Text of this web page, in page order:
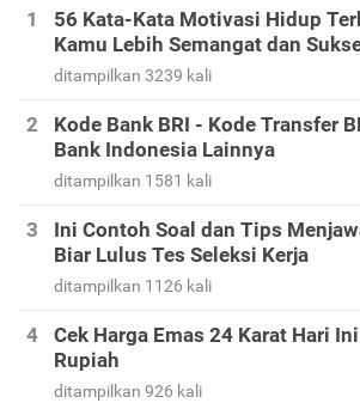
56 Kata-Kata Motivasi Hidup
Kamu Lebih Semangat dan
ditampilkan 3239 kali
Kode Bank BRI - Kode Transfer
Bank Indonesia Lainnya
ditampilkan 1581 kali
Ini Contoh Soal dan Tips
Biar Lulus Tes Seleksi Kerja
ditampilkan 1126 kali
Cek Harga Emas 24 Karat Hari
Rupiah
ditampilkan 926 kali